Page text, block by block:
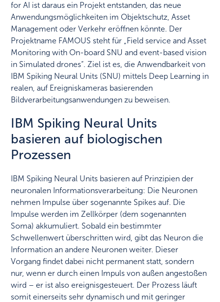
for AI ist daraus ein Projekt entstanden, das neue
Anwendungsmöglichkeiten im Objektschutz, Asset
Management oder Verkehr eröffnen könnte. Der
Projektname FAMOUS steht für „Field service and Asset
Monitoring with On-board SNU and event-based vision
in Simulated drones“. Ziel ist es, die Anwendbarkeit von
IBM Spiking Neural Units (SNU) mittels Deep Learning in
realen, auf Ereigniskameras basierenden
Bildverarbeitungsanwendungen zu beweisen.
IBM Spiking Neural Units
basieren auf biologischen
Prozessen
IBM Spiking Neural Units basieren auf Prinzipien der
neuronalen Informationsverarbeitung: Die Neuronen
nehmen Impulse über sogenannte Spikes auf. Die
Impulse werden im Zellkörper (dem sogenannten
Soma) akkumuliert. Sobald ein bestimmter
Schwellenwert überschritten wird, gibt das Neuron die
Information an andere Neuronen weiter. Dieser
Vorgang findet dabei nicht permanent statt, sondern
nur, wenn er durch einen Impuls von außen angestoßen
wird – er ist also ereignisgesteuert. Der Prozess läuft
somit einerseits sehr dynamisch und mit geringer